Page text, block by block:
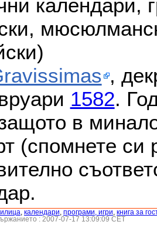
календари,
,
1582.
в
(спомнете си
, календари, програми, игри, книга за
: 2007-07-17 13:09:09 CET